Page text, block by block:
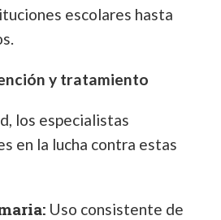
escolares hasta
y tratamiento
los especialistas
en la lucha contra estas
Uso consistente de